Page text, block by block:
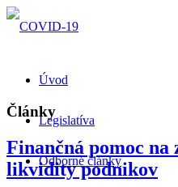
Úvod
Legislatíva
Odborné články
Články
Finančná pomoc na
likvidity podnikov